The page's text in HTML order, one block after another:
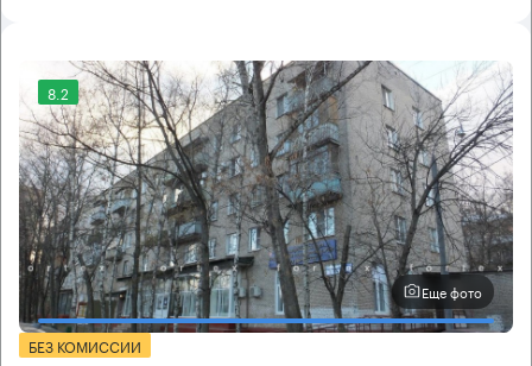
8.2
Еще фото
БЕЗ КОМИССИИ